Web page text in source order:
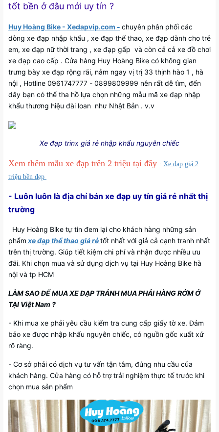
tốt bền ở đâu mới uy tín ?
Huy Hoàng Bike - Xedapvip.com - chuyên phân phối các
dòng xe đạp nhập khẩu , xe đạp thể thao, xe đạp dành cho trẻ
em, xe đạp nữ thời trang , xe đạp gấp và còn cả cả xe đồ chơi
xe đạp cao cấp . Cửa hàng Huy Hoàng Bike có không gian
trưng bày xe đạp rộng rãi, nằm ngay vị trị 33 thịnh hào 1 , hà
nội , Hotline 0961747777 - 0899809999 nên rất dễ tìm, đến
dây bạn có thể tha hồ lựa chọn những mẫu mã xe đạp nhập
khẩu thương hiệu đài loan như Nhật Bản . v.v
Xe đạp trinx giá rẻ nhập khẩu nguyên chiếc
Xem thêm mẫu xe đạp trên 2 triệu tại đây : Xe đạp giá 2
triệu bền đẹp
- Luôn luôn là địa chỉ bán xe đạp uy tín giá rẻ nhất thị
trường
Huy Hoàng Bike tự tin đem lại cho khách hàng những sản
phẩm xe đạp thể thao giá rẻtốt nhất với giả cả cạnh tranh nhất
trên thị trường. Giúp tiết kiệm chi phí và nhận được nhiều ưu
đãi. Khi chọn mua và sử dụng dịch vụ tại Huy Hoàng Bike hà
nội và tp HCM
LÀM SAO ĐỂ MUA XE ĐẠP TRÁNH MUA PHẢI HÀNG RỞM Ở
TẠI Việt Nam ?
- Khi mua xe phải yêu cầu kiểm tra cung cấp giấy tờ xe. Đảm
bảo xe được nhập khẩu nguyên chiếc, có nguồn gốc xuất xứ
rõ ràng.
- Cơ sở phải có dịch vụ tư vấn tận tâm, đúng nhu cầu của
khách hàng. Cửa hàng có hỗ trợ trải nghiệm thực tế trước khi
chọn mua sản phẩm